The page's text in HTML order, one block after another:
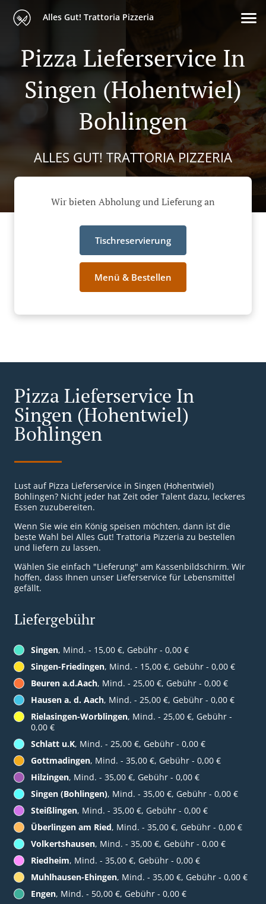
Alles Gut! Trattoria Pizzeria
Pizza Lieferservice In
Singen (Hohentwiel)
Bohlingen
ALLES GUT! TRATTORIA PIZZERIA
Wir bieten Abholung und Lieferung an
Tischreservierung
Menü & Bestellen
Pizza Lieferservice In
Singen (Hohentwiel)
Bohlingen
Lust auf Pizza Lieferservice in Singen (Hohentwiel)
Bohlingen? Nicht jeder hat Zeit oder Talent dazu, leckeres
Essen zuzubereiten.
Wenn Sie wie ein König speisen möchten, dann ist die
beste Wahl bei Alles Gut! Trattoria Pizzeria zu bestellen
und liefern zu lassen.
Wählen Sie einfach "Lieferung" am Kassenbildschirm. Wir
hoffen, dass Ihnen unser Lieferservice für Lebensmittel
gefällt.
Liefergebühr
Singen, Mind. - 15,00 €, Gebühr - 0,00 €
Singen-Friedingen, Mind. - 15,00 €, Gebühr - 0,00 €
Beuren a.d.Aach, Mind. - 25,00 €, Gebühr - 0,00 €
Hausen a. d. Aach, Mind. - 25,00 €, Gebühr - 0,00 €
Rielasingen-Worblingen, Mind. - 25,00 €, Gebühr -
0,00 €
Schlatt u.K, Mind. - 25,00 €, Gebühr - 0,00 €
Gottmadingen, Mind. - 35,00 €, Gebühr - 0,00 €
Hilzingen, Mind. - 35,00 €, Gebühr - 0,00 €
Singen (Bohlingen), Mind. - 35,00 €, Gebühr - 0,00 €
Steißlingen, Mind. - 35,00 €, Gebühr - 0,00 €
Überlingen am Ried, Mind. - 35,00 €, Gebühr - 0,00 €
Volkertshausen, Mind. - 35,00 €, Gebühr - 0,00 €
Riedheim, Mind. - 35,00 €, Gebühr - 0,00 €
Muhlhausen-Ehingen, Mind. - 35,00 €, Gebühr - 0,00 €
Engen, Mind. - 50,00 €, Gebühr - 0,00 €